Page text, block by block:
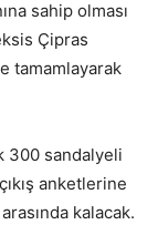
sahip olması
Çipras
tamamlayarak
300 sandalyeli
anketlerine
kalacak.